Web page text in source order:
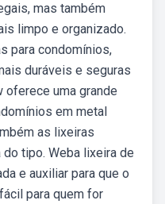
mas também
limpo e organizado.
para condomínios,
duráveis e seguras
oferece uma grande
em metal
as lixeiras
tipo. Weba lixeira de
e auxiliar para que o
para quem for